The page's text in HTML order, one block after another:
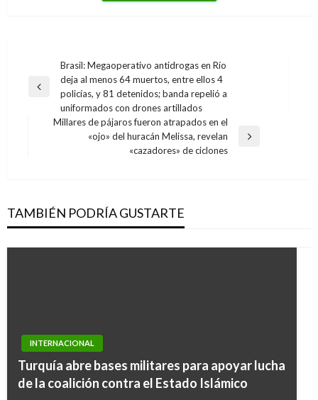
Navegación
de
entradas
Entrada
anterior
Brasil: Megaoperativo antidrogas en Río
deja al menos 64 muertos, entre ellos 4
policías, y 81 detenidos; banda repelió a
uniformados con drones artillados
Millares de pájaros fueron atrapados en el
«ojo» del huracán Melissa, revelan
«cazadores» de ciclones
TAMBIÉN PODRÍA GUSTARTE
INTERNACIONAL
Turquía abre bases militares para apoyar lucha
de la coalición contra el Estado Islámico